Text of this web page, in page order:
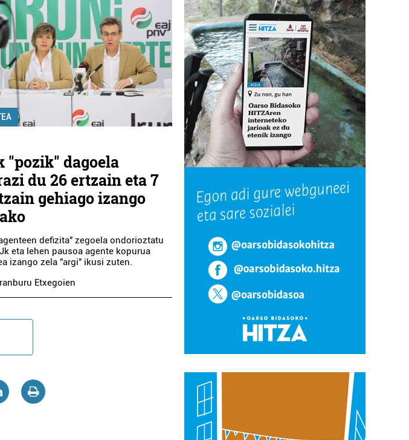
"pozik" dagoela
du 26 ertzain eta 7
gehiago izango
defizita" zegoela ondorioztatu
eta lehen pausoa agente kopurua
izango zela "argi" ikusi zuten.
Etxegoien